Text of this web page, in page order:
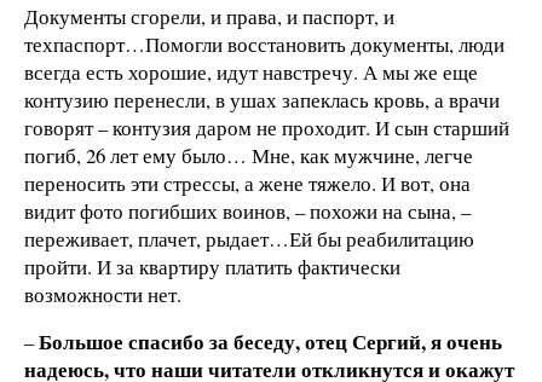
Документы сгорели, и права, и паспорт, и
техпаспорт…Помогли восстановить документы, люди
всегда есть хорошие, идут навстречу. А мы же еще
контузию перенесли, в ушах запеклась кровь, а врачи
говорят – контузия даром не проходит. И сын старший
погиб, 26 лет ему было… Мне, как мужчине, легче
переносить эти стрессы, а жене тяжело. И вот, она
видит фото погибших воинов, – похожи на сына, –
переживает, плачет, рыдает…Ей бы реабилитацию
пройти. И за квартиру платить фактически
возможности нет.
–Большое спасибо за беседу, отец Сергий, я очень
надеюсь, что наши читатели откликнутся и окажут